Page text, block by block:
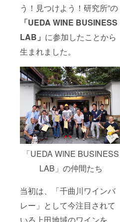
う！見つけよう！研究所”の
「UEDA WINE BUSINESS
LAB」 に参加したことから
生まれました。
「UEDA WINE BUSINESS
LAB」の仲間たち
当初は、「千曲川ワインバ
レー」として今注目されて
いる上田地域のワインを